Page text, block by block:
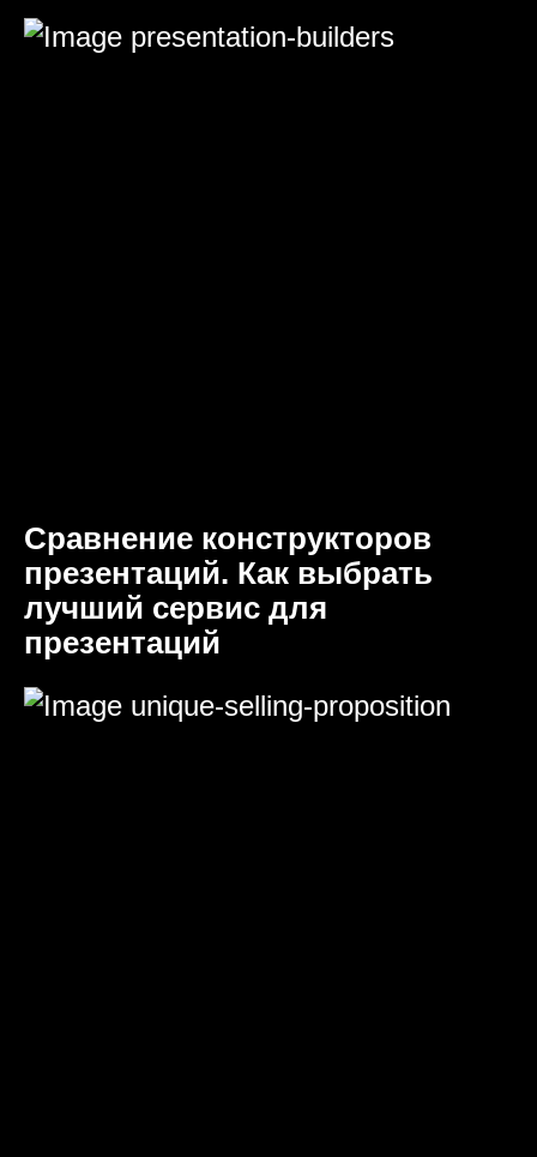
Сравнение конструкторов
презентаций. Как выбрать
лучший сервис для
презентаций